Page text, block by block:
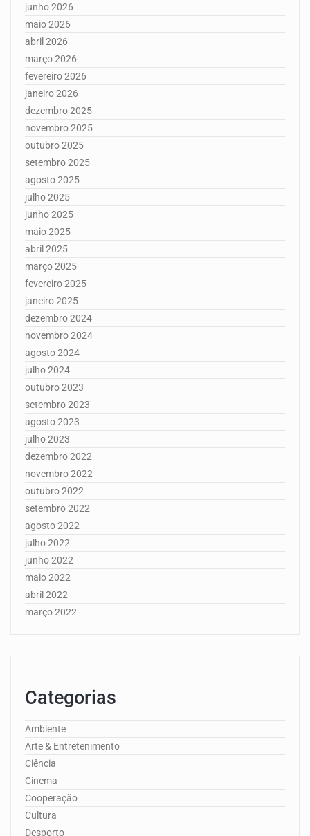
junho 2026
maio 2026
abril 2026
março 2026
fevereiro 2026
janeiro 2026
dezembro 2025
novembro 2025
outubro 2025
setembro 2025
agosto 2025
julho 2025
junho 2025
maio 2025
abril 2025
março 2025
fevereiro 2025
janeiro 2025
dezembro 2024
novembro 2024
agosto 2024
julho 2024
outubro 2023
setembro 2023
agosto 2023
julho 2023
dezembro 2022
novembro 2022
outubro 2022
setembro 2022
agosto 2022
julho 2022
junho 2022
maio 2022
abril 2022
março 2022
Categorias
Ambiente
Arte & Entretenimento
Ciência
Cinema
Cooperação
Cultura
Desporto